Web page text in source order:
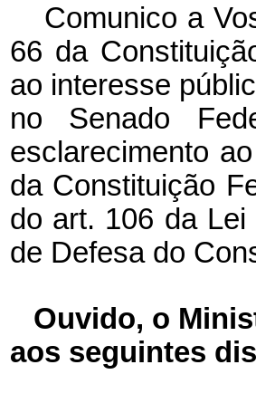
Comunico a
66 da
ao interesse
no Senado
esclarecimento
da Constituição
do art. 106 da
de Defesa do
Ouvido, o
aos seguintes